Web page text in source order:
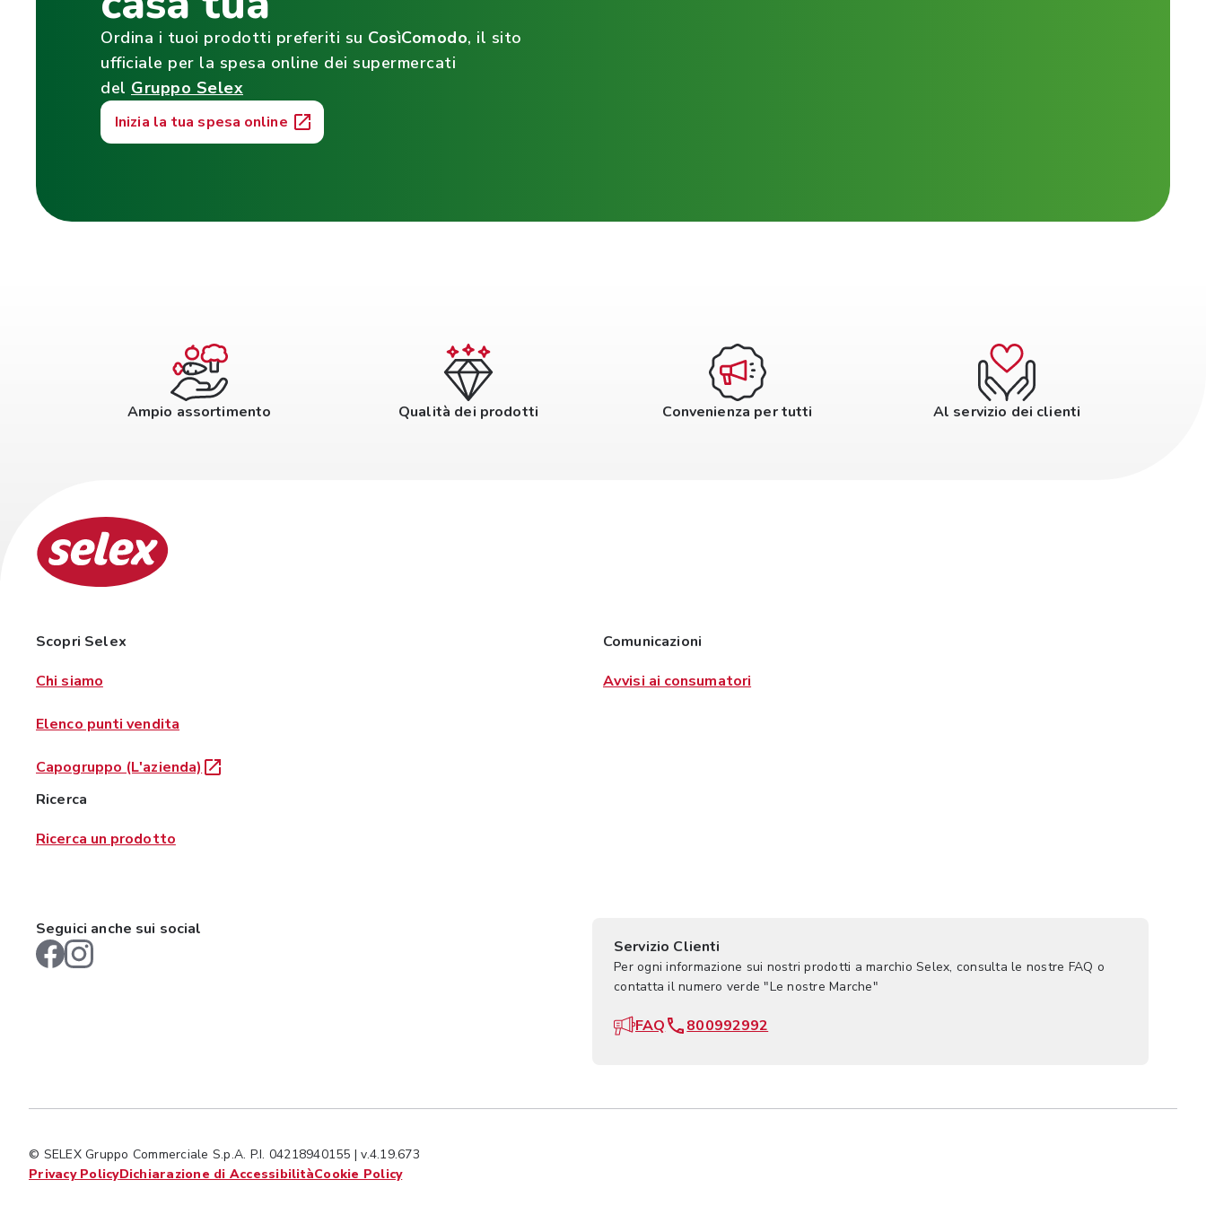
Ordina i tuoi prodotti preferiti su CosìComodo, il sito
ufficiale per la spesa online dei supermercati
del Gruppo Selex
Inizia la tua spesa online
Ampio assortimento Qualità dei prodotti Convenienza per tutti Al servizio dei clienti
Scopri Selex
Chi siamo
Elenco punti vendita
Capogruppo (L'azienda)
Comunicazioni
Avvisi ai consumatori
Ricerca
Ricerca un prodotto
Seguici anche sui social
Servizio Clienti
Per ogni informazione sui nostri prodotti a marchio Selex, consulta le nostre FAQ o
contatta il numero verde "Le nostre Marche"
FAQ 800992992
© SELEX Gruppo Commerciale S.p.A. P.I. 04218940155 | v.4.19.673
Privacy PolicyDichiarazione di AccessibilitàCookie Policy